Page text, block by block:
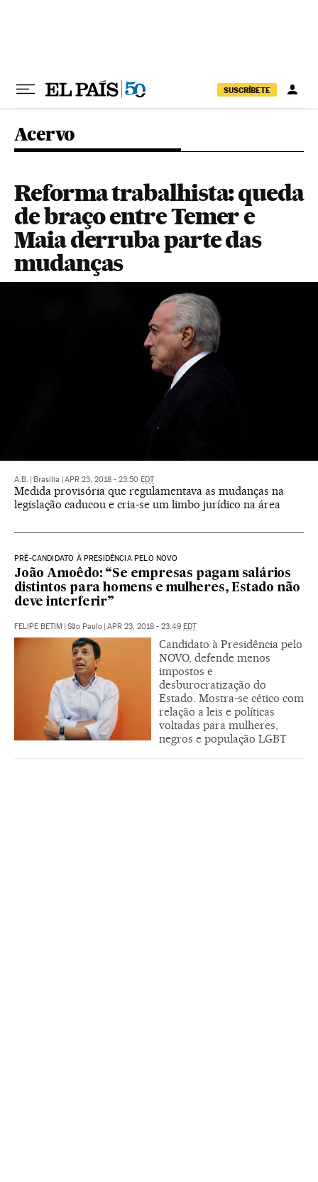
SUSCRÍBETE
Acervo
Reforma trabalhista: queda
de braço entre Temer e
Maia derruba parte das
mudanças
A.B. Brasília APR 23, 2018 - 23:50 EDT
Medida provisória que regulamentava as mudanças na
legislação caducou e cria-se um limbo jurídico na área
PRÉ-CANDIDATO À PRESIDÊNCIA PELO NOVO
João Amoêdo: “Se empresas pagam salários
distintos para homens e mulheres, Estado não
deve interferir”
FELIPE BETIM São Paulo APR 23, 2018 - 23:49 EDT
Candidato à Presidência pelo
NOVO, defende menos
impostos e
desburocratização do
Estado. Mostra-se cético com
relação a leis e políticas
voltadas para mulheres,
negros e população LGBT